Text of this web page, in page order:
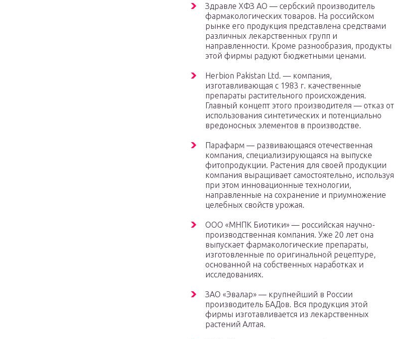
Здравле ХФЗ АО — сербский производитель
фармакологических товаров. На российском
рынке его продукция представлена средствами
различных лекарственных групп и
направленности. Кроме разнообразия, продукты
этой фирмы радуют бюджетными ценами.
Herbion Pakistan Ltd. — компания,
изготавливающая с 1983 г. качественные
препараты растительного происхождения.
Главный концепт этого производителя — отказ от
использования синтетических и потенциально
вредоносных элементов в производстве.
Парафарм — развивающаяся отечественная
компания, специализирующаяся на выпуске
фитопродукции. Растения для своей продукции
компания выращивает самостоятельно, используя
при этом инновационные технологии,
направленные на сохранение и приумножение
целебных свойств урожая.
ООО «МНПК Биотики» — российская научно-
производственная компания. Уже 20 лет она
выпускает фармакологические препараты,
изготовленные по оригинальной рецептуре,
основанной на собственных наработках и
исследованиях.
ЗАО «Эвалар» — крупнейший в России
производитель БАДов. Вся продукция этой
фирмы изготавливается из лекарственных
растений Алтая.